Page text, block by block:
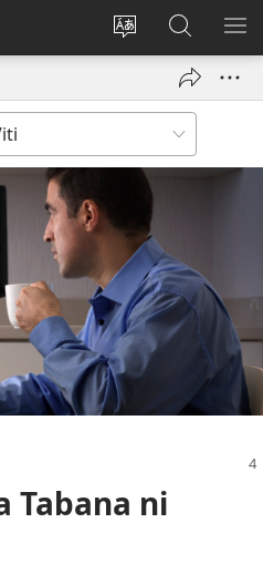
Veisautaka
Dolava
(opens
Vaqara
ena
JW.ORG
Tabana ni